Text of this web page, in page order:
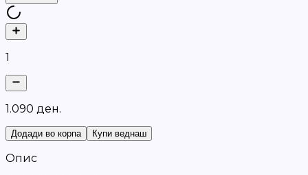
1
1.090 ден.
Додади во корпа Купи веднаш
Опис